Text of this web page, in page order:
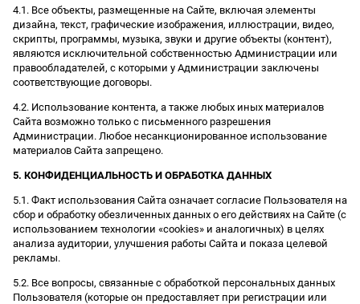
4.1. Все объекты, размещенные на Сайте, включая элементы
дизайна, текст, графические изображения, иллюстрации, видео,
скрипты, программы, музыка, звуки и другие объекты (контент),
являются исключительной собственностью Администрации или
правообладателей, с которыми у Администрации заключены
соответствующие договоры.
4.2. Использование контента, а также любых иных материалов
Сайта возможно только с письменного разрешения
Администрации. Любое несанкционированное использование
материалов Сайта запрещено.
5. КОНФИДЕНЦИАЛЬНОСТЬ И ОБРАБОТКА ДАННЫХ
5.1. Факт использования Сайта означает согласие Пользователя на
сбор и обработку обезличенных данных о его действиях на Сайте (с
использованием технологии «cookies» и аналогичных) в целях
анализа аудитории, улучшения работы Сайта и показа целевой
рекламы.
5.2. Все вопросы, связанные с обработкой персональных данных
Пользователя (которые он предоставляет при регистрации или